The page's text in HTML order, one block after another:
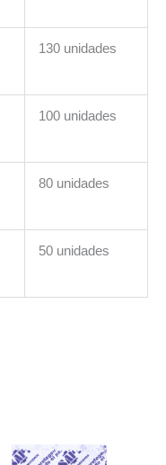
130 unidades
100 unidades
80 unidades
50 unidades